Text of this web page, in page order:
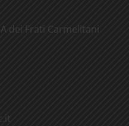
dei Frati Carmelitani